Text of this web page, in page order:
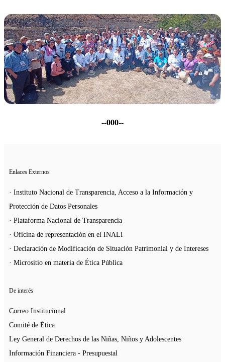
--000--
Enlaces Externos
· Instituto Nacional de Transparencia, Acceso a la Información y
Protección de Datos Personales
· Plataforma Nacional de Transparencia
· Oficina de representación en el INALI
· Declaración de Modificación de Situación Patrimonial y de Intereses
· Micrositio en materia de Ética Pública
De interés
Correo Institucional
Comité de Ética
Ley General de Derechos de las Niñas, Niños y Adolescentes
Información Financiera - Presupuestal